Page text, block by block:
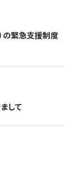
の緊急支援制度
して